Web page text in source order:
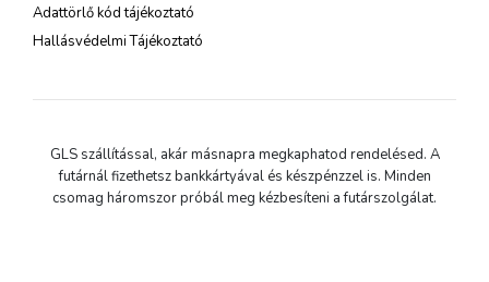
Adattörlő kód tájékoztató
Hallásvédelmi Tájékoztató
GLS szállítással, akár másnapra megkaphatod rendelésed. A
futárnál fizethetsz bankkártyával és készpénzzel is. Minden
csomag háromszor próbál meg kézbesíteni a futárszolgálat.